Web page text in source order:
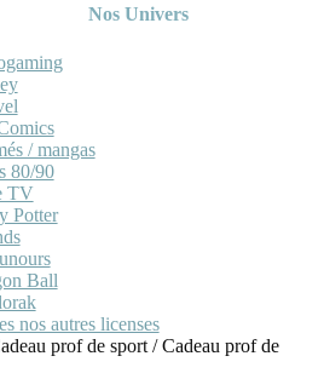
Nos Univers
/ mangas
80/90
TV
Potter
Ball
nos autres licenses
prof de sport /Cadeau prof de